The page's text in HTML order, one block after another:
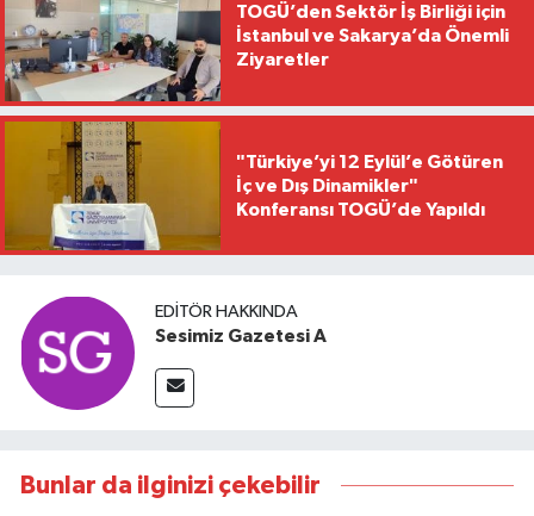
TOGÜ’den Sektör İş Birliği için
İstanbul ve Sakarya’da Önemli
Ziyaretler
"Türkiye’yi 12 Eylül’e Götüren
İç ve Dış Dinamikler"
Konferansı TOGÜ’de Yapıldı
EDITÖR HAKKINDA
Sesimiz Gazetesi A
Bunlar da ilginizi çekebilir